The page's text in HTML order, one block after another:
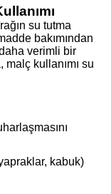
su tutma
bakımından
verimli bir
malç kullanımı su
kabuk)